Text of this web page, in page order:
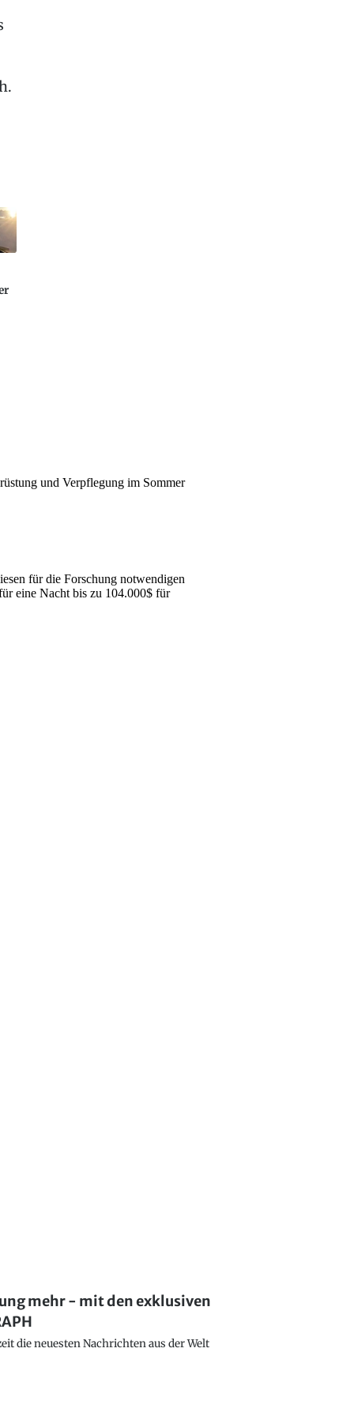
mehr - mit den exklusiven
die neuesten Nachrichten aus der Welt